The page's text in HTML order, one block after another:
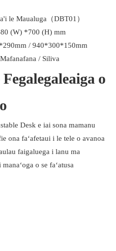
le Maualuga（DBT01）
(W) *700 (H) mm
/ 940*300*150mm
/ Siliva
o
Desk e iai sona mamanu
ona faʻafetaui i le tele o avanoa
faigaluega i lanu ma
o se faʻatusa